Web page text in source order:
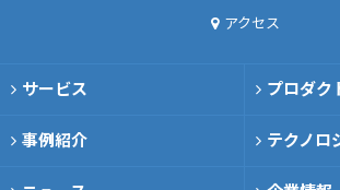
アクセス
サービス プロダク
事例紹介 テクノロ